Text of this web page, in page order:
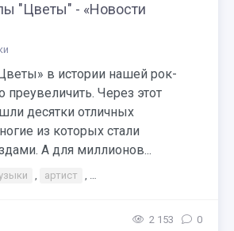
"Цветы" - «Новости
в истории нашей рок-
Через этот
десятки отличных
из которых стали
А для миллионов...
, артист , Тэги Концерт Персоны
2 153 0